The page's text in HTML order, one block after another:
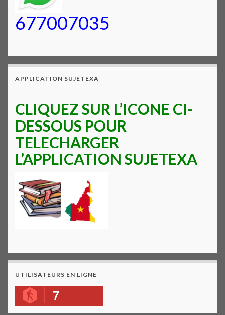
677007035
APPLICATION SUJETEXA
CLIQUEZ SUR L’ICONE CI-
DESSOUS POUR
TELECHARGER
L’APPLICATION SUJETEXA
UTILISATEURS EN LIGNE
7